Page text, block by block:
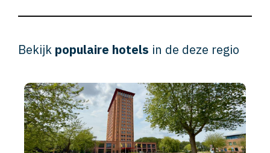
Bekijk populaire hotels in de deze regio